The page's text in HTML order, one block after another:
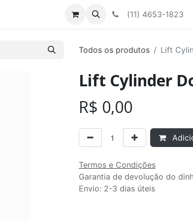
(11) 4653-1823
Todos os produtos Lift
Lift Cylinder
R$ 0,00
Termos e Condições
Garantia de devolução do
Envio: 2-3 dias úteis